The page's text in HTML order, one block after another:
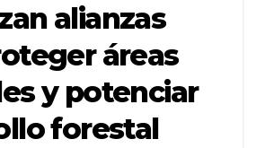
alianzas
áreas
y potenciar
forestal